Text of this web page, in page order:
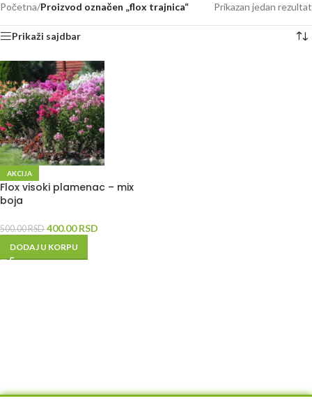
Početna/Proizvod označen „flox trajnica“ Prikazan jedan rezultat
Prikaži sajdbar
AKCIJA
Flox visoki plamenac – mix
boja
500.00RSD 400.00RSD
DODAJ U KORPU